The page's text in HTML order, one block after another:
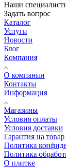
Наши
Задать вопрос
Каталог
Услуги
Новости
Блог
Компания
О компании
Контакты
Информация
Магазины
Условия оплаты
Условия доставки
Гарантия на товар
Политика
Политика
О плитке